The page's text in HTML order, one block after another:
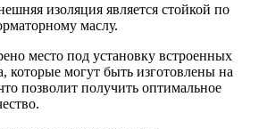
изоляция является стойкой по
маслу.
место под установку встроенных
которые могут быть изготовлены на
позволит получить оптимальное